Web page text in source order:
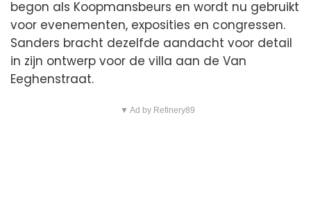
begon als Koopmansbeurs en wordt nu gebruikt
voor evenementen, exposities en congressen.
Sanders bracht dezelfde aandacht voor detail
in zijn ontwerp voor de villa aan de Van
Eeghenstraat.
▼ Ad by Refinery89